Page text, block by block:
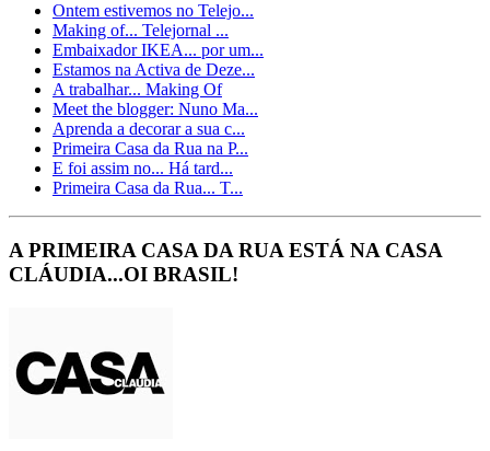
Ontem estivemos no Telejo...
Making of... Telejornal ...
Embaixador IKEA... por um...
Estamos na Activa de Deze...
A trabalhar... Making Of
Meet the blogger: Nuno Ma...
Aprenda a decorar a sua c...
Primeira Casa da Rua na P...
E foi assim no... Há tard...
Primeira Casa da Rua... T...
A PRIMEIRA CASA DA RUA ESTÁ NA CASA
CLÁUDIA...OI BRASIL!